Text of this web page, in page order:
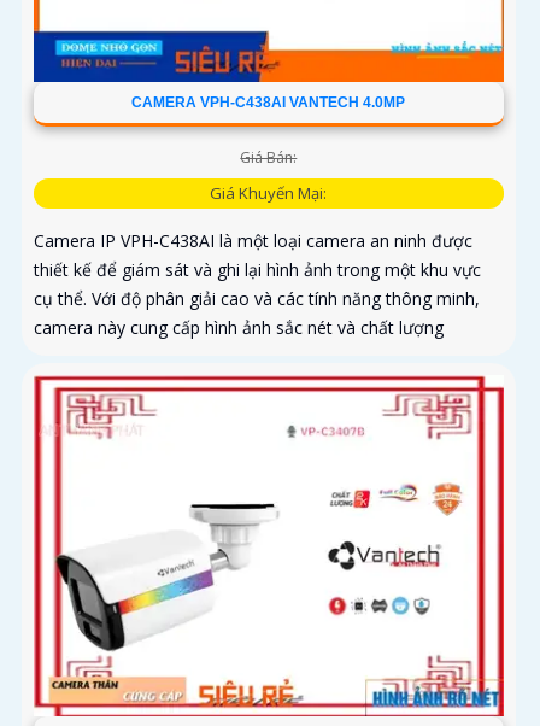
CAMERA VPH-C438AI VANTECH 4.0MP
Giá Bán:
Giá Khuyến Mại:
Camera IP VPH-C438AI là một loại camera an ninh được
thiết kế để giám sát và ghi lại hình ảnh trong một khu vực
cụ thể. Với độ phân giải cao và các tính năng thông minh,
camera này cung cấp hình ảnh sắc nét và chất lượng